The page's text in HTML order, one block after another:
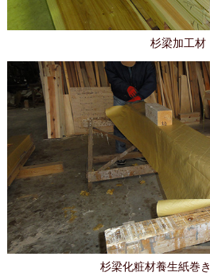
杉梁加工材
杉梁化粧材養生紙巻